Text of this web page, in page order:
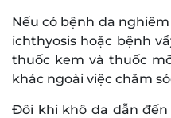
Nếu có bệnh da
ichthyosis hoặc bệnh
thuốc kem và thuốc
khác ngoài việc chăm
Đôi khi khô da dẫn đến